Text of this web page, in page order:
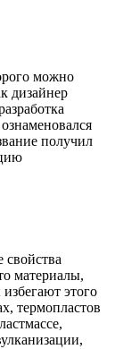
можно
дизайнер
получил
материалы,
этого
термопластов